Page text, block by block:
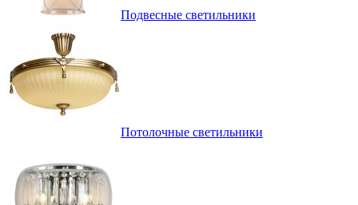
Подвесные светильники
Потолочные светильники